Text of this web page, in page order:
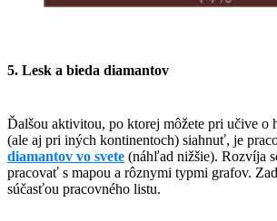
5. Lesk a bieda diamantov
Ďalšou aktivitou, po ktorej môžete pri učive o
(ale aj pri iných kontinentoch) siahnuť, je
diamantov vo svete (náhľad nižšie). Rozvíja
pracovať s mapou a rôznymi typmi grafov.
súčasťou pracovného listu.